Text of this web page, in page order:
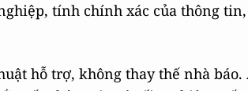
tính chính xác của thông
hỗ trợ, không thay thế nhà